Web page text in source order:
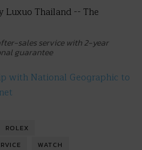
sales service with 2-year
guarantee
with National Geographic to
ROLEX
WATCH